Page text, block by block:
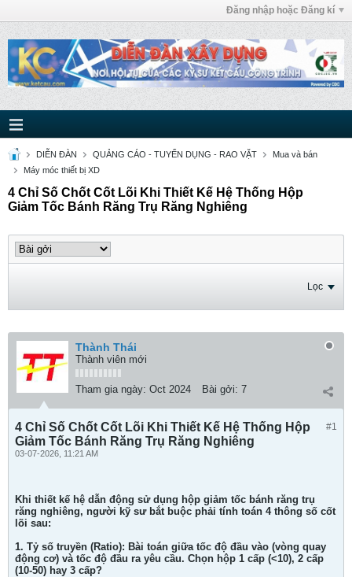
Đăng nhập hoặc Đăng kí
DIỄN ĐÀN QUẢNG CÁO - TUYỂN DỤNG - RAO VẶT
Mua và bán
Máy móc thiết bị XD
4 Chỉ Số Chốt Cốt Lõi Khi Thiết Kế Hệ Thống Hộp
Giảm Tốc Bánh Răng Trụ Răng Nghiêng
Lọc
Thành Thái
Thành viên mới
Tham gia ngày: Oct 2024 Bài gởi: 7
#1
4 Chỉ Số Chốt Cốt Lõi Khi Thiết Kế Hệ Thống Hộp
Giảm Tốc Bánh Răng Trụ Răng Nghiêng
03-07-2026, 11:21 AM
Khi thiết kế hệ dẫn động sử dụng hộp giảm tốc bánh răng trụ
răng nghiêng, người kỹ sư bắt buộc phải tính toán 4 thông số cốt
lõi sau:
1. Tỷ số truyền (Ratio): Bài toán giữa tốc độ đầu vào (vòng quay
động cơ) và tốc độ đầu ra yêu cầu. Chọn hộp 1 cấp (<10), 2 cấp
(10-50) hay 3 cấp?